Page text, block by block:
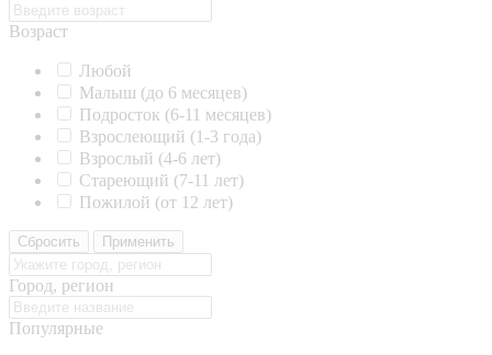
Возраст
Любой
Малыш (до 6 месяцев)
Подросток (6-11 месяцев)
Взрослеющий (1-3 года)
Взрослый (4-6 лет)
Стареющий (7-11 лет)
Пожилой (от 12 лет)
Сбросить Применить
Город, регион
Популярные